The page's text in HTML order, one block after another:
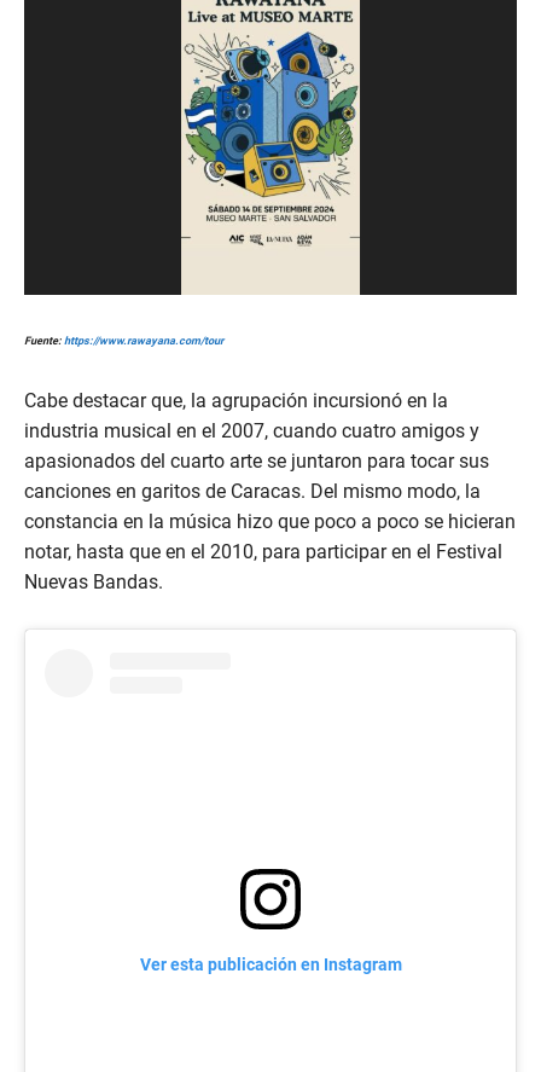
Fuente: https://www.rawayana.com/tour
Cabe destacar que, la agrupación incursionó en la
industria musical en el 2007, cuando cuatro amigos y
apasionados del cuarto arte se juntaron para tocar sus
canciones en garitos de Caracas. Del mismo modo, la
constancia en la música hizo que poco a poco se hicieran
notar, hasta que en el 2010, para participar en el Festival
Nuevas Bandas.
Ver esta publicación en Instagram